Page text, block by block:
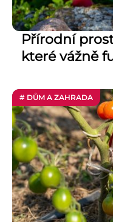
Přírodní
které vážně
# DŮM A ZAHRADA